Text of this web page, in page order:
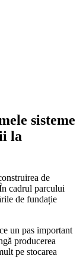
sisteme
la
de
cadrul parcului
de fundație
un pas important
producerea
pe stocarea